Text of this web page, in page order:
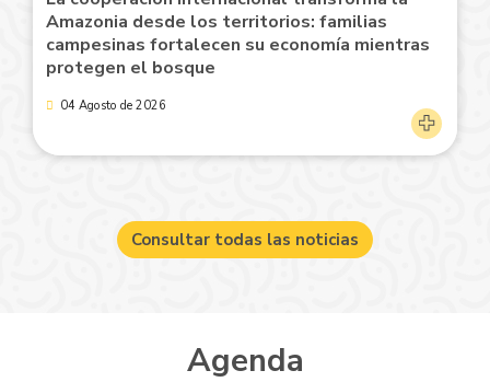
Amazonia desde los territorios: familias
campesinas fortalecen su economía mientras
protegen el bosque
04 Agosto de 2026
Consultar todas las noticias
Agenda